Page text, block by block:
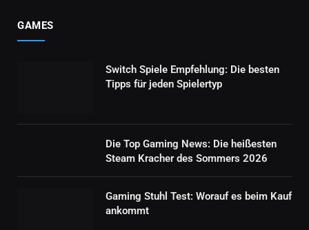
GAMES
Switch Spiele Empfehlung: Die besten
Tipps für jeden Spielertyp
Die Top Gaming News: Die heißesten
Steam Kracher des Sommers 2026
Gaming Stuhl Test: Worauf es beim Kauf
ankommt